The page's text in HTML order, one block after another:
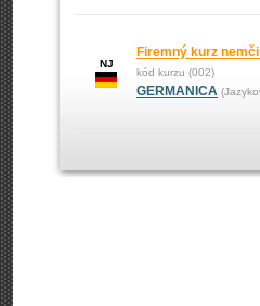
NJ
Firemný kurz
kód kurzu (002)
GERMANICA